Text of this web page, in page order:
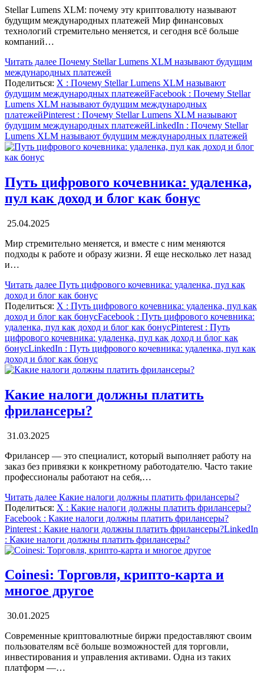
Stellar Lumens XLM: почему эту криптовалюту называют
будущим международных платежей Мир финансовых
технологий стремительно меняется, и сегодня всё больше
компаний…
Читать далее Почему Stellar Lumens XLM называют будущим
международных платежей
Поделиться: X : Почему Stellar Lumens XLM называют
будущим международных платежейFacebook : Почему Stellar
Lumens XLM называют будущим международных
платежейPinterest : Почему Stellar Lumens XLM называют
будущим международных платежейLinkedIn : Почему Stellar
Lumens XLM называют будущим международных платежей
Путь цифрового кочевника: удаленка,
пул как доход и блог как бонус
25.04.2025
Мир стремительно меняется, и вместе с ним меняются
подходы к работе и образу жизни. Я еще несколько лет назад
и…
Читать далее Путь цифрового кочевника: удаленка, пул как
доход и блог как бонус
Поделиться: X : Путь цифрового кочевника: удаленка, пул как
доход и блог как бонусFacebook : Путь цифрового кочевника:
удаленка, пул как доход и блог как бонусPinterest : Путь
цифрового кочевника: удаленка, пул как доход и блог как
бонусLinkedIn : Путь цифрового кочевника: удаленка, пул как
доход и блог как бонус
Какие налоги должны платить
фрилансеры?
31.03.2025
Фрилансер — это специалист, который выполняет работу на
заказ без привязки к конкретному работодателю. Часто такие
профессионалы работают на себя,…
Читать далее Какие налоги должны платить фрилансеры?
Поделиться: X : Какие налоги должны платить фрилансеры?
Facebook : Какие налоги должны платить фрилансеры?
Pinterest : Какие налоги должны платить фрилансеры?LinkedIn
: Какие налоги должны платить фрилансеры?
Coinesi: Торговля, крипто-карта и
многое другое
30.01.2025
Современные криптовалютные биржи предоставляют своим
пользователям всё больше возможностей для торговли,
инвестирования и управления активами. Одна из таких
платформ —…